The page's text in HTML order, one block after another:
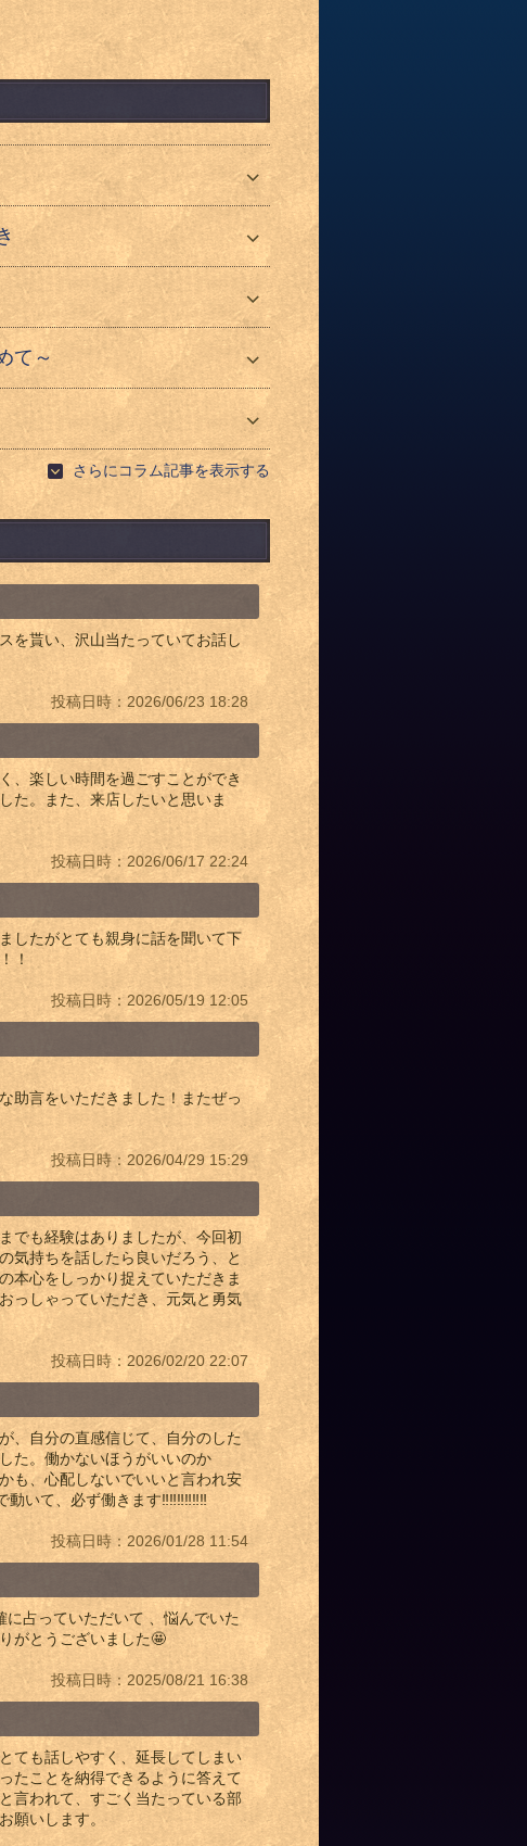
て～
さらにコラム記事を表示する
を貰い、沢山当たっていてお話し
投稿日時：2026/06/23 18:28
、楽しい時間を過ごすことができ
た。また、来店したいと思いま
投稿日時：2026/06/17 22:24
したがとても親身に話を聞いて下
！
投稿日時：2026/05/19 12:05
助言をいただきました！またぜっ
投稿日時：2026/04/29 15:29
でも経験はありましたが、今回初
気持ちを話したら良いだろう、と
本心をしっかり捉えていただきま
っしゃっていただき、元気と勇気
投稿日時：2026/02/20 22:07
、自分の直感信じて、自分のした
た。働かないほうがいいのか
も、心配しないでいいと言われ安
いて、必ず働きます‼️‼️‼️‼️‼️‼️
投稿日時：2026/01/28 11:54
占っていただいて 、悩んでいた
がとうございました🤩
投稿日時：2025/08/21 16:38
ても話しやすく、延長してしまい
たことを納得できるように答えて
言われて、すごく当たっている部
願いします。